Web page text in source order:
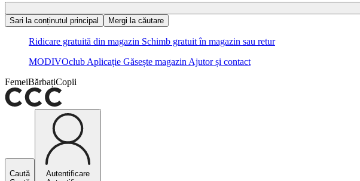
Sari la conținutul principal
Mergi la căutare
Ridicare gratuită din magazin Schimb gratuit în magazin sau retur
MODIVOclub Aplicație Găsește magazin Ajutor și contact
FemeiBărbațiCopii
Caută
Autentificare